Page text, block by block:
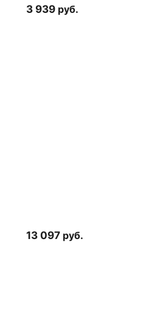
3 939 руб.
13 097 руб.